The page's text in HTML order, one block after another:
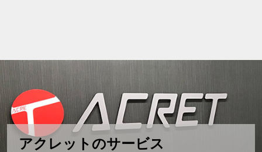
アクレットのサービス